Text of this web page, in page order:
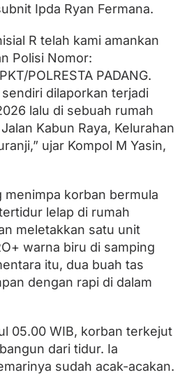
Ipda Ryan Fermana.
R telah kami amankan
Polisi Nomor:
POLRESTA PADANG.
dilaporkan terjadi
lalu di sebuah rumah
Kabun Raya, Kelurahan
ujar Kompol M Yasin,
menimpa korban bermula
lelap di rumah
meletakkan satu unit
warna biru di samping
itu, dua buah tas
dengan rapi di dalam
05.00 WIB, korban terkejut
dari tidur. Ia
sudah acak-acakan.